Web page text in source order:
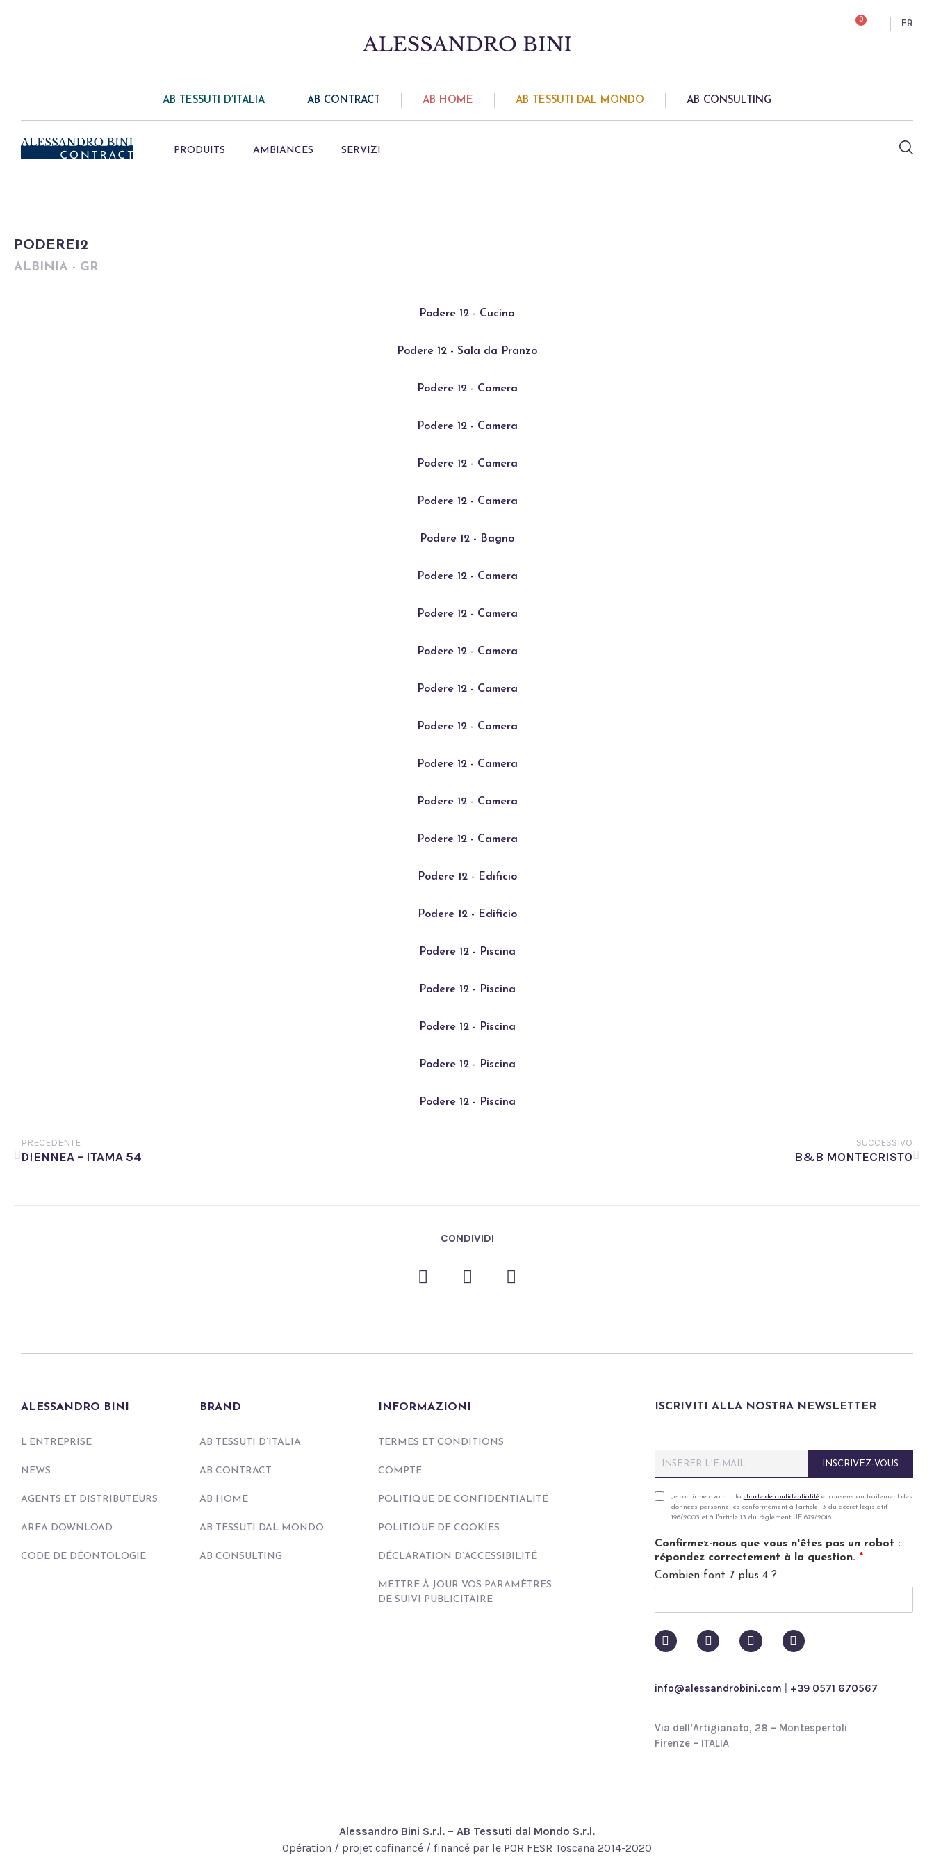
0 FR
AB TESSUTI D’ITALIA AB CONTRACT AB HOME AB TESSUTI DAL MONDO AB CONSULTING
PRODUITS AMBIANCES SERVIZI
PODERE12
ALBINIA - GR
Podere 12 - Cucina
Podere 12 - Sala da Pranzo
Podere 12 - Camera
Podere 12 - Camera
Podere 12 - Camera
Podere 12 - Camera
Podere 12 - Bagno
Podere 12 - Camera
Podere 12 - Camera
Podere 12 - Camera
Podere 12 - Camera
Podere 12 - Camera
Podere 12 - Camera
Podere 12 - Camera
Podere 12 - Camera
Podere 12 - Edificio
Podere 12 - Edificio
Podere 12 - Piscina
Podere 12 - Piscina
Podere 12 - Piscina
Podere 12 - Piscina
Podere 12 - Piscina
PRECEDENTE
DIENNEA – ITAMA 54
SUCCESSIVO
B&B MONTECRISTO
CONDIVIDI
ALESSANDRO BINI
L’ENTREPRISE
NEWS
AGENTS ET DISTRIBUTEURS
AREA DOWNLOAD
CODE DE DÉONTOLOGIE
BRAND
AB TESSUTI D’ITALIA
AB CONTRACT
AB HOME
AB TESSUTI DAL MONDO
AB CONSULTING
INFORMAZIONI
TERMES ET CONDITIONS
COMPTE
POLITIQUE DE CONFIDENTIALITÉ
POLITIQUE DE COOKIES
DÉCLARATION D’ACCESSIBILITÉ
METTRE À JOUR VOS PARAMÈTRES
DE SUIVI PUBLICITAIRE
ISCRIVITI ALLA NOSTRA NEWSLETTER
m
iP
v
a
y
i
c
Je confirme avoir lu la charte de confidentialitéet consens au traitement des
données personnelles conformément à l'article 13 du décret législatif
196/2003 et à l'article 13 du règlement UE 679/2016.
Confirmez-nous que vous n'êtes pas un robot :
répondez correctement à la question. *
Combien font 7 plus 4 ?
INSCRIVEZ-VOUS
info@alessandrobini.com +39 0571 670567
Via dell’Artigianato, 28 – Montespertoli
Firenze – ITALIA
Alessandro Bini S.r.l. – AB Tessuti dal Mondo S.r.l.
Opération / projet cofinancé / financé par le POR FESR Toscana 2014-2020